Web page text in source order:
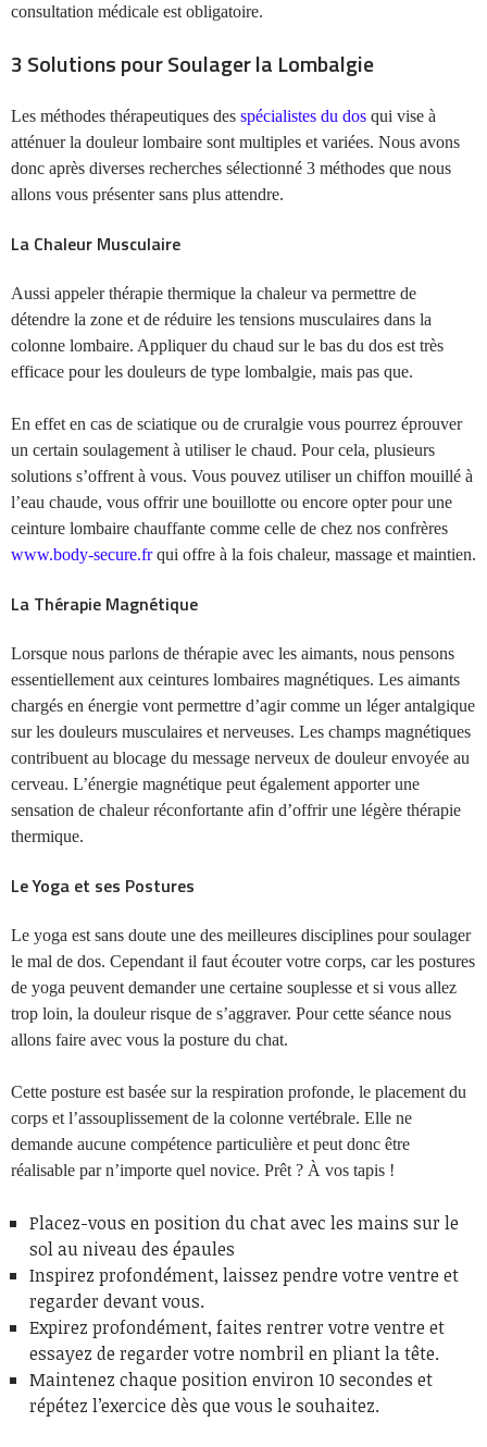
consultation médicale est obligatoire.
3 Solutions pour Soulager la Lombalgie
Les méthodes thérapeutiques des spécialistes du dos qui vise à
atténuer la douleur lombaire sont multiples et variées. Nous avons
donc après diverses recherches sélectionné 3 méthodes que nous
allons vous présenter sans plus attendre.
La Chaleur Musculaire
Aussi appeler thérapie thermique la chaleur va permettre de
détendre la zone et de réduire les tensions musculaires dans la
colonne lombaire. Appliquer du chaud sur le bas du dos est très
efficace pour les douleurs de type lombalgie, mais pas que.
En effet en cas de sciatique ou de cruralgie vous pourrez éprouver
un certain soulagement à utiliser le chaud. Pour cela, plusieurs
solutions s’offrent à vous. Vous pouvez utiliser un chiffon mouillé à
l’eau chaude, vous offrir une bouillotte ou encore opter pour une
ceinture lombaire chauffante comme celle de chez nos confrères
www.body-secure.frqui offre à la fois chaleur, massage et maintien.
La Thérapie Magnétique
Lorsque nous parlons de thérapie avec les aimants, nous pensons
essentiellement aux ceintures lombaires magnétiques. Les aimants
chargés en énergie vont permettre d’agir comme un léger antalgique
sur les douleurs musculaires et nerveuses. Les champs magnétiques
contribuent au blocage du message nerveux de douleur envoyée au
cerveau. L’énergie magnétique peut également apporter une
sensation de chaleur réconfortante afin d’offrir une légère thérapie
thermique.
Le Yoga et ses Postures
Le yoga est sans doute une des meilleures disciplines pour soulager
le mal de dos. Cependant il faut écouter votre corps, car les postures
de yoga peuvent demander une certaine souplesse et si vous allez
trop loin, la douleur risque de s’aggraver. Pour cette séance nous
allons faire avec vous la posture du chat.
Cette posture est basée sur la respiration profonde, le placement du
corps et l’assouplissement de la colonne vertébrale. Elle ne
demande aucune compétence particulière et peut donc être
réalisable par n’importe quel novice. Prêt ? À vos tapis !
Placez-vous en position du chat avec les mains sur le
sol au niveau des épaules
Inspirez profondément, laissez pendre votre ventre et
regarder devant vous.
Expirez profondément, faites rentrer votre ventre et
essayez de regarder votre nombril en pliant la tête.
Maintenez chaque position environ 10 secondes et
répétez l’exercice dès que vous le souhaitez.